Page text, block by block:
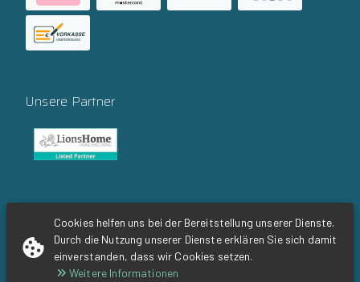
Cookies helfen uns bei der Bereitstellung unserer Dienste.
Durch die Nutzung unserer Dienste erklären Sie sich damit
einverstanden, dass wir Cookies setzen.
Weitere Informationen
Unsere Partner